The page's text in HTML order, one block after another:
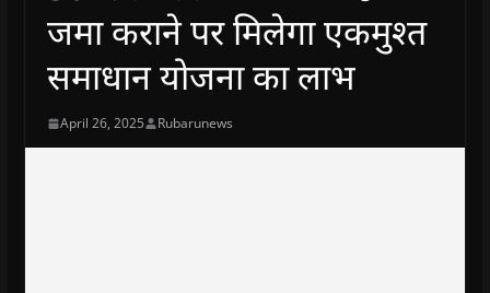
जमा कराने पर मिलेगा एकमुश्त
समाधान योजना का लाभ
April 26, 2025 Rubarunews